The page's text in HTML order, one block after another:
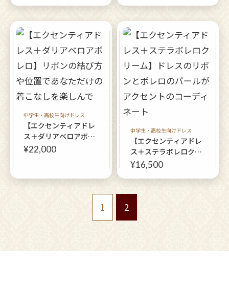
中学生・高校生向けドレス
【エクセンティアドレ
ス＋ダリアベロアボレ
ロ】リボンの結び方や
¥22,000
中学生・高校生向けドレス
【エクセンティアドレ
ス＋ステラボレロクリ
ーム】ドレスのリボン
クセントのコーディネ
ート
¥16,500
1 2